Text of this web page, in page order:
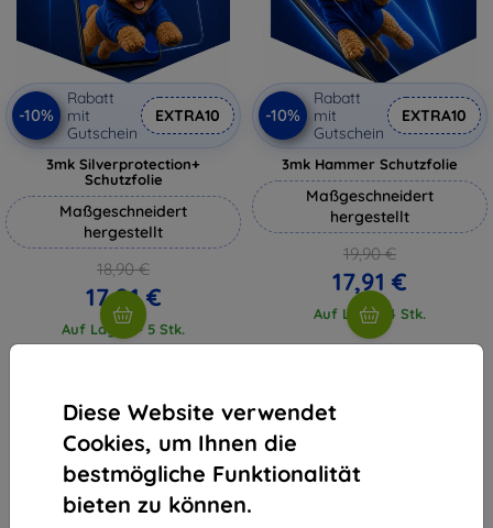
Diese Website verwendet
Cookies, um Ihnen die
bestmögliche Funktionalität
bieten zu können.
-10%
Rabatt
mit
Gutschein
EXTRA10
3mk Silverprotection+
Schutzfolie
Maßgeschneidert
hergestellt
18,90 €
17,01 €
Auf Lager > 5 Stk.
-10%
Rabatt
mit
Gutschein
EXTRA10
3mk Hammer Schutzfolie
Maßgeschneidert
hergestellt
19,90 €
17,91 €
Auf Lager 4 Stk.
vom ganzen4.